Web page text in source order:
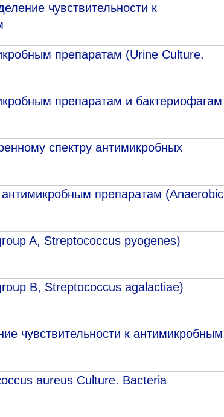
чувствительности к
препаратам (Urine Culture.
препаратам и бактериофагам
спектру антимикробных
препаратам (Anaerobic
A, Streptococcus pyogenes)
B, Streptococcus agalactiae)
чувствительности к антимикробным
aureus Culture. Bacteria